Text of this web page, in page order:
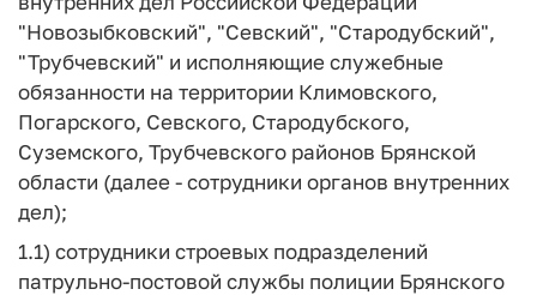
"Новозыбковский", "Севский", "Стародубский",
"Трубчевский" и исполняющие служебные
обязанности на территории Климовского,
Погарского, Севского, Стародубского,
Суземского, Трубчевского районов Брянской
области (далее - сотрудники органов внутренних
дел);
1.1) сотрудники строевых подразделений
патрульно-постовой службы полиции Брянского